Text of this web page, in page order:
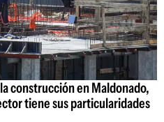
construcción en Maldonado,
tiene sus particularidades